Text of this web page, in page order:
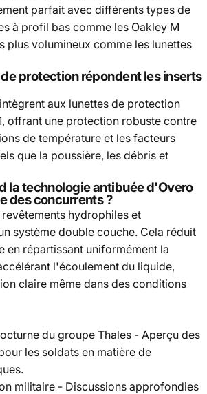
parfait avec différents types de
à profil bas comme les Oakley M
plus volumineux comme les lunettes
protection répondent les inserts
aux lunettes de protection
offrant une protection robuste contre
de température et les facteurs
que la poussière, les débris et
la technologie antibuée d'Overo
des concurrents ?
hydrophiles et
système double couche. Cela réduit
en répartissant uniformément la
l'écoulement du liquide,
claire même dans des conditions
du groupe Thales - Aperçu des
les soldats en matière de
militaire - Discussions approfondies